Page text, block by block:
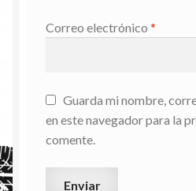
Correo electrónico *
Guarda mi nombre,
en este navegador para la
comente.